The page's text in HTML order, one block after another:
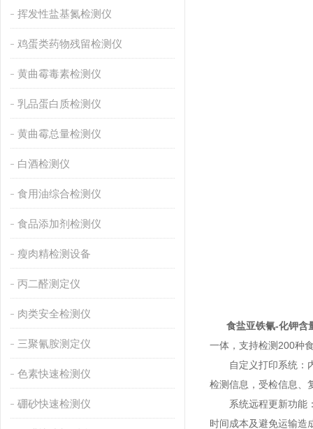
挥发性盐基氮检测仪
鸡蛋类药物残留检测仪
黄曲霉毒素检测仪
乳品蛋白质检测仪
黄曲霉总量检测仪
白酒检测仪
食用油综合检测仪
食品添加剂检测仪
瘦肉精检测设备
丙二醛测定仪
肉类安全检测仪
三聚氰胺测定仪
色素快速检测仪
硼砂快速检测仪
食盐亚铁氰-化钾含
一体，支持检测200种
自定义打印系统：内
检测信息，受检信息、
系统远程更新功能：
时间成本及避免运输造